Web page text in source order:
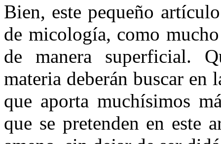
Bien, este pequeño
de micología, como
de manera superficial.
materia deberán buscar en
que aporta muchísimos
que se pretenden en este